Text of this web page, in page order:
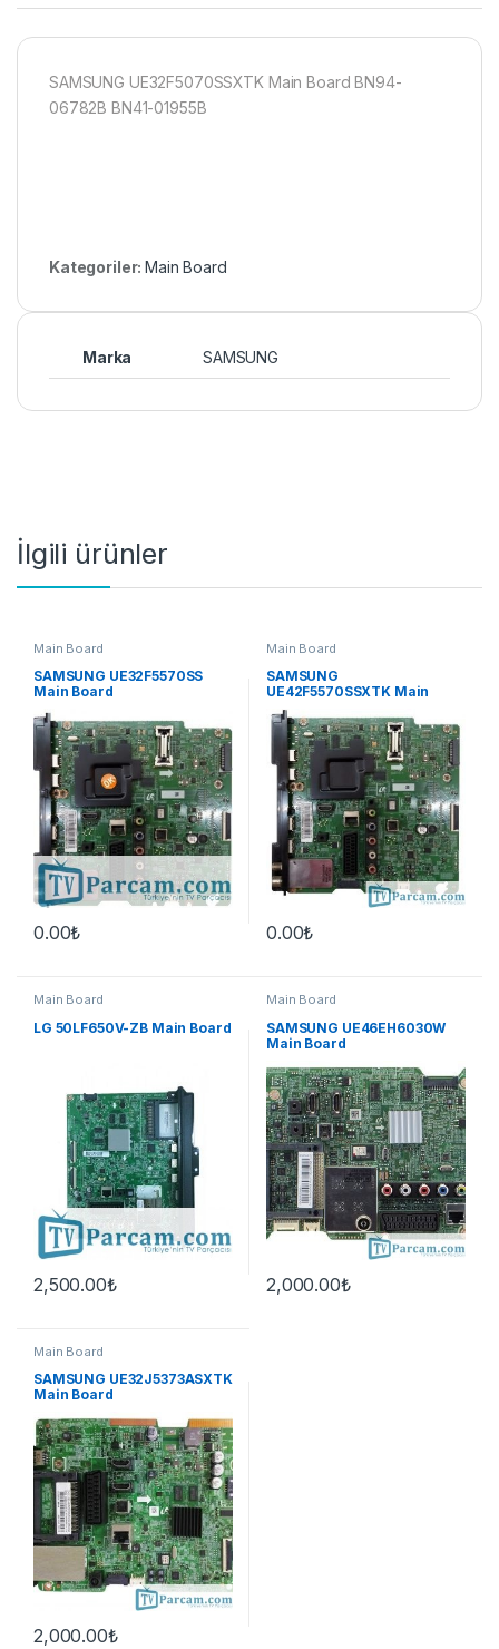
SAMSUNG UE32F5070SSXTK Main Board BN94-
06782B BN41-01955B
Kategoriler:Main Board
Marka SAMSUNG
İlgili ürünler
Main Board
SAMSUNG UE32F5570SS
Main Board
0.00₺
Main Board
SAMSUNG
UE42F5570SSXTK Main
Board
0.00₺
Main Board
LG 50LF650V-ZB Main Board
2,500.00₺
Main Board
SAMSUNG UE46EH6030W
Main Board
2,000.00₺
Main Board
SAMSUNG UE32J5373ASXTK
Main Board
2,000.00₺